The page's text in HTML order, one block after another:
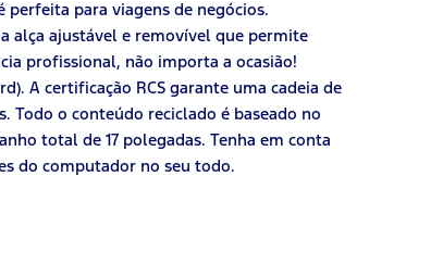
perfeita para viagens de negócios.
alça ajustável e removível que permite
profissional, não importa a ocasião!
A certificação RCS garante uma cadeia de
o conteúdo reciclado é baseado no
total de 17 polegadas. Tenha em conta
do computador no seu todo.